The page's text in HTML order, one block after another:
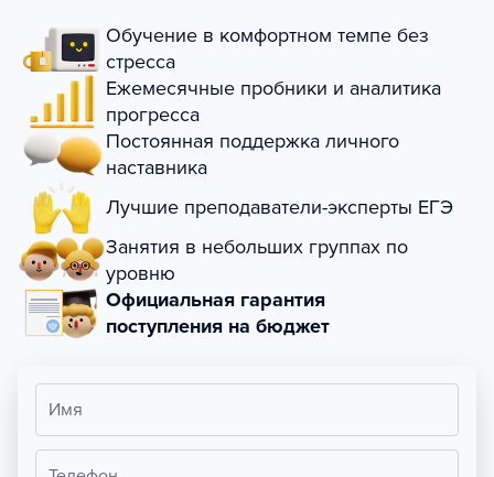
Обучение в комфортном темпе без
стресса
Ежемесячные пробники и аналитика
прогресса
Постоянная поддержка личного
наставника
Лучшие преподаватели-эксперты ЕГЭ
Занятия в небольших группах по
уровню
Официальная гарантия
поступления на бюджет
Имя